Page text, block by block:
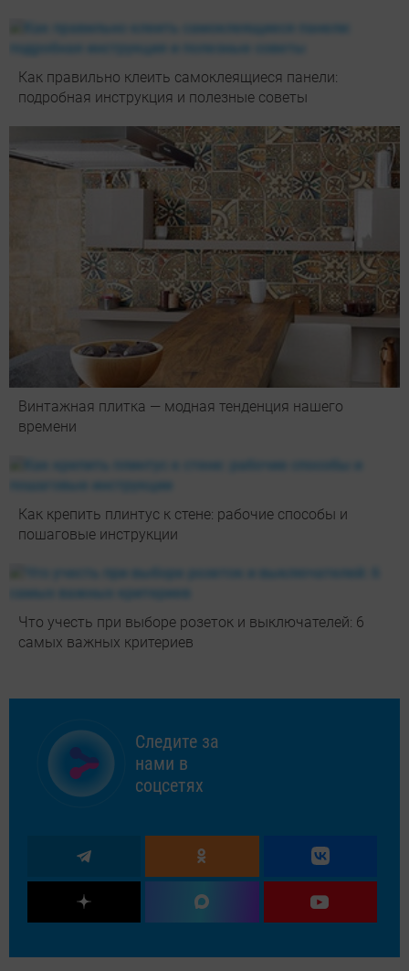
Как правильно клеить самоклеящиеся панели:
подробная инструкция и полезные советы
Винтажная плитка — модная тенденция нашего
времени
Как крепить плинтус к стене: рабочие способы и
пошаговые инструкции
Что учесть при выборе розеток и выключателей: 6
самых важных критериев
Следите за
нами в
соцсетях